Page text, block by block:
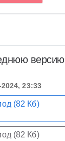
версию
23:33
(82 Кб)
(82 Кб)